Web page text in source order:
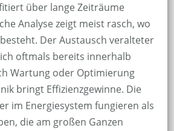
über lange Zeiträume
Analyse zeigt meist rasch, wo
Der Austausch veralteter
oftmals bereits innerhalb
Wartung oder Optimierung
bringt Effizienzgewinne. Die
im Energiesystem fungieren als
die am großen Ganzen